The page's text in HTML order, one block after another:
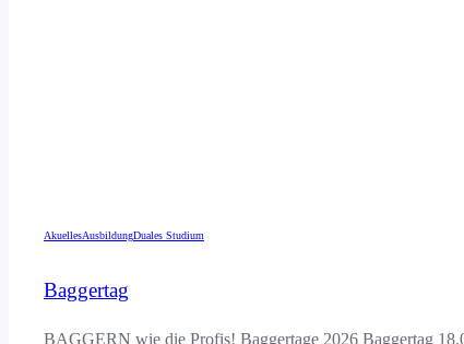
AkuellesAusbildungDuales Studium
Baggertag
BAGGERN wie die Profis! Baggertage 2026 Baggertag